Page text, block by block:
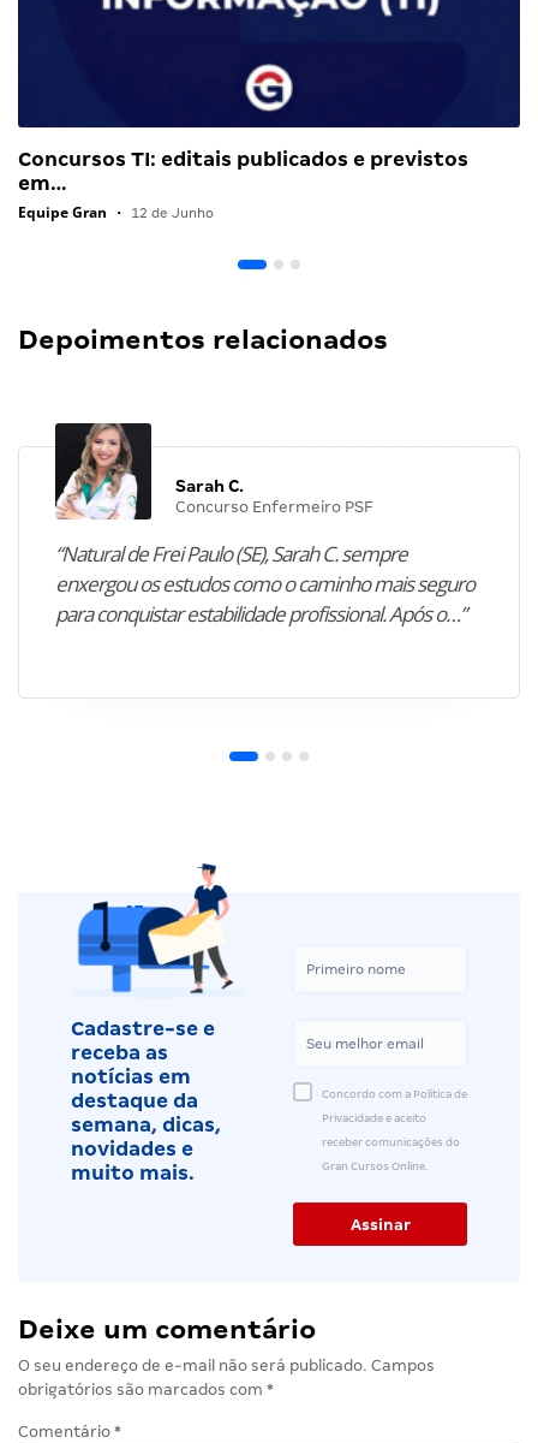
Concursos TI: editais publicados e previstos
em…
Equipe Gran • 12 de Junho
Depoimentos relacionados
Sarah C.
Concurso Enfermeiro PSF
“Natural de Frei Paulo (SE), Sarah C. sempre
enxergou os estudos como o caminho mais seguro
para conquistar estabilidade profissional. Após o…”
Cadastre-se e
receba as
notícias em
destaque da
semana, dicas,
novidades e
muito mais.
Concordo com a Política de
Privacidade e aceito
receber comunicações do
Gran Cursos Online.
Deixe um comentário
O seu endereço de e-mail não será publicado. Campos
obrigatórios são marcados com *
Comentário *